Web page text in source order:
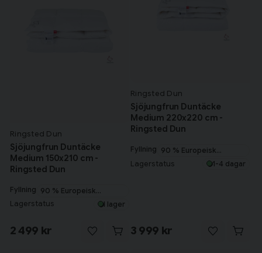
Ringsted Dun
Sjöjungfrun Duntäcke
Medium 150x210 cm -
Ringsted Dun
Fyllning 90 % Europeisk
myskanddun
Lagerstatus I lager
2 499 kr
Ringsted Dun
Sjöjungfrun Duntäcke
Medium 220x220 cm -
Ringsted Dun
Fyllning 90 % Europeisk
myskanddun
Lagerstatus 1-4 dagar
3 999 kr